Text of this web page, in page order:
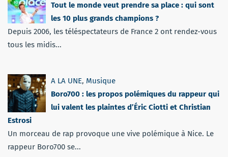
Tout le monde veut prendre sa place : qui sont
les 10 plus grands champions ?
Depuis 2006, les téléspectateurs de France 2 ont rendez-vous
tous les midis...
A LA UNE, Musique
Boro700 : les propos polémiques du rappeur qui
lui valent les plaintes d’Éric Ciotti et Christian
Estrosi
Un morceau de rap provoque une vive polémique à Nice. Le
rappeur Boro700 se...